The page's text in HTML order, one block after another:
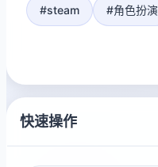
#steam #角色扮演
快速操作